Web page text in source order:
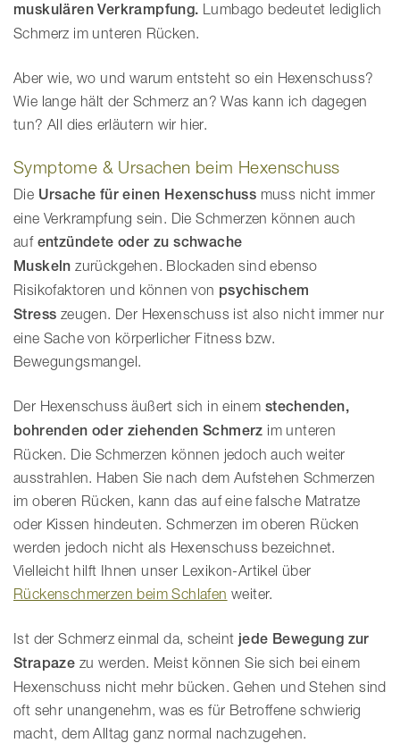
muskulären Verkrampfung. Lumbago bedeutet lediglich
Schmerz im unteren Rücken.
Aber wie, wo und warum entsteht so ein Hexenschuss?
Wie lange hält der Schmerz an? Was kann ich dagegen
tun? All dies erläutern wir hier.
Symptome & Ursachen beim Hexenschuss
Die Ursache für einen Hexenschuss muss nicht immer
eine Verkrampfung sein. Die Schmerzen können auch
auf entzündete oder zu schwache
Muskeln zurückgehen. Blockaden sind ebenso
Risikofaktoren und können von psychischem
Stress zeugen. Der Hexenschuss ist also nicht immer nur
eine Sache von körperlicher Fitness bzw.
Bewegungsmangel.
Der Hexenschuss äußert sich in einem stechenden,
bohrenden oder ziehenden Schmerz im unteren
Rücken. Die Schmerzen können jedoch auch weiter
ausstrahlen. Haben Sie nach dem Aufstehen Schmerzen
im oberen Rücken, kann das auf eine falsche Matratze
oder Kissen hindeuten. Schmerzen im oberen Rücken
werden jedoch nicht als Hexenschuss bezeichnet.
Vielleicht hilft Ihnen unser Lexikon-Artikel über
Rückenschmerzen beim Schlafen weiter.
Ist der Schmerz einmal da, scheint jede Bewegung zur
Strapaze zu werden. Meist können Sie sich bei einem
Hexenschuss nicht mehr bücken. Gehen und Stehen sind
oft sehr unangenehm, was es für Betroffene schwierig
macht, dem Alltag ganz normal nachzugehen.